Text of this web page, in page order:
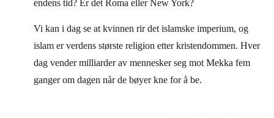
endens tid? Er det Roma eller New York?
Vi kan i dag se at kvinnen rir det islamske imperium, og
islam er verdens største religion etter kristendommen. Hver
dag vender milliarder av mennesker seg mot Mekka fem
ganger om dagen når de bøyer kne for å be.